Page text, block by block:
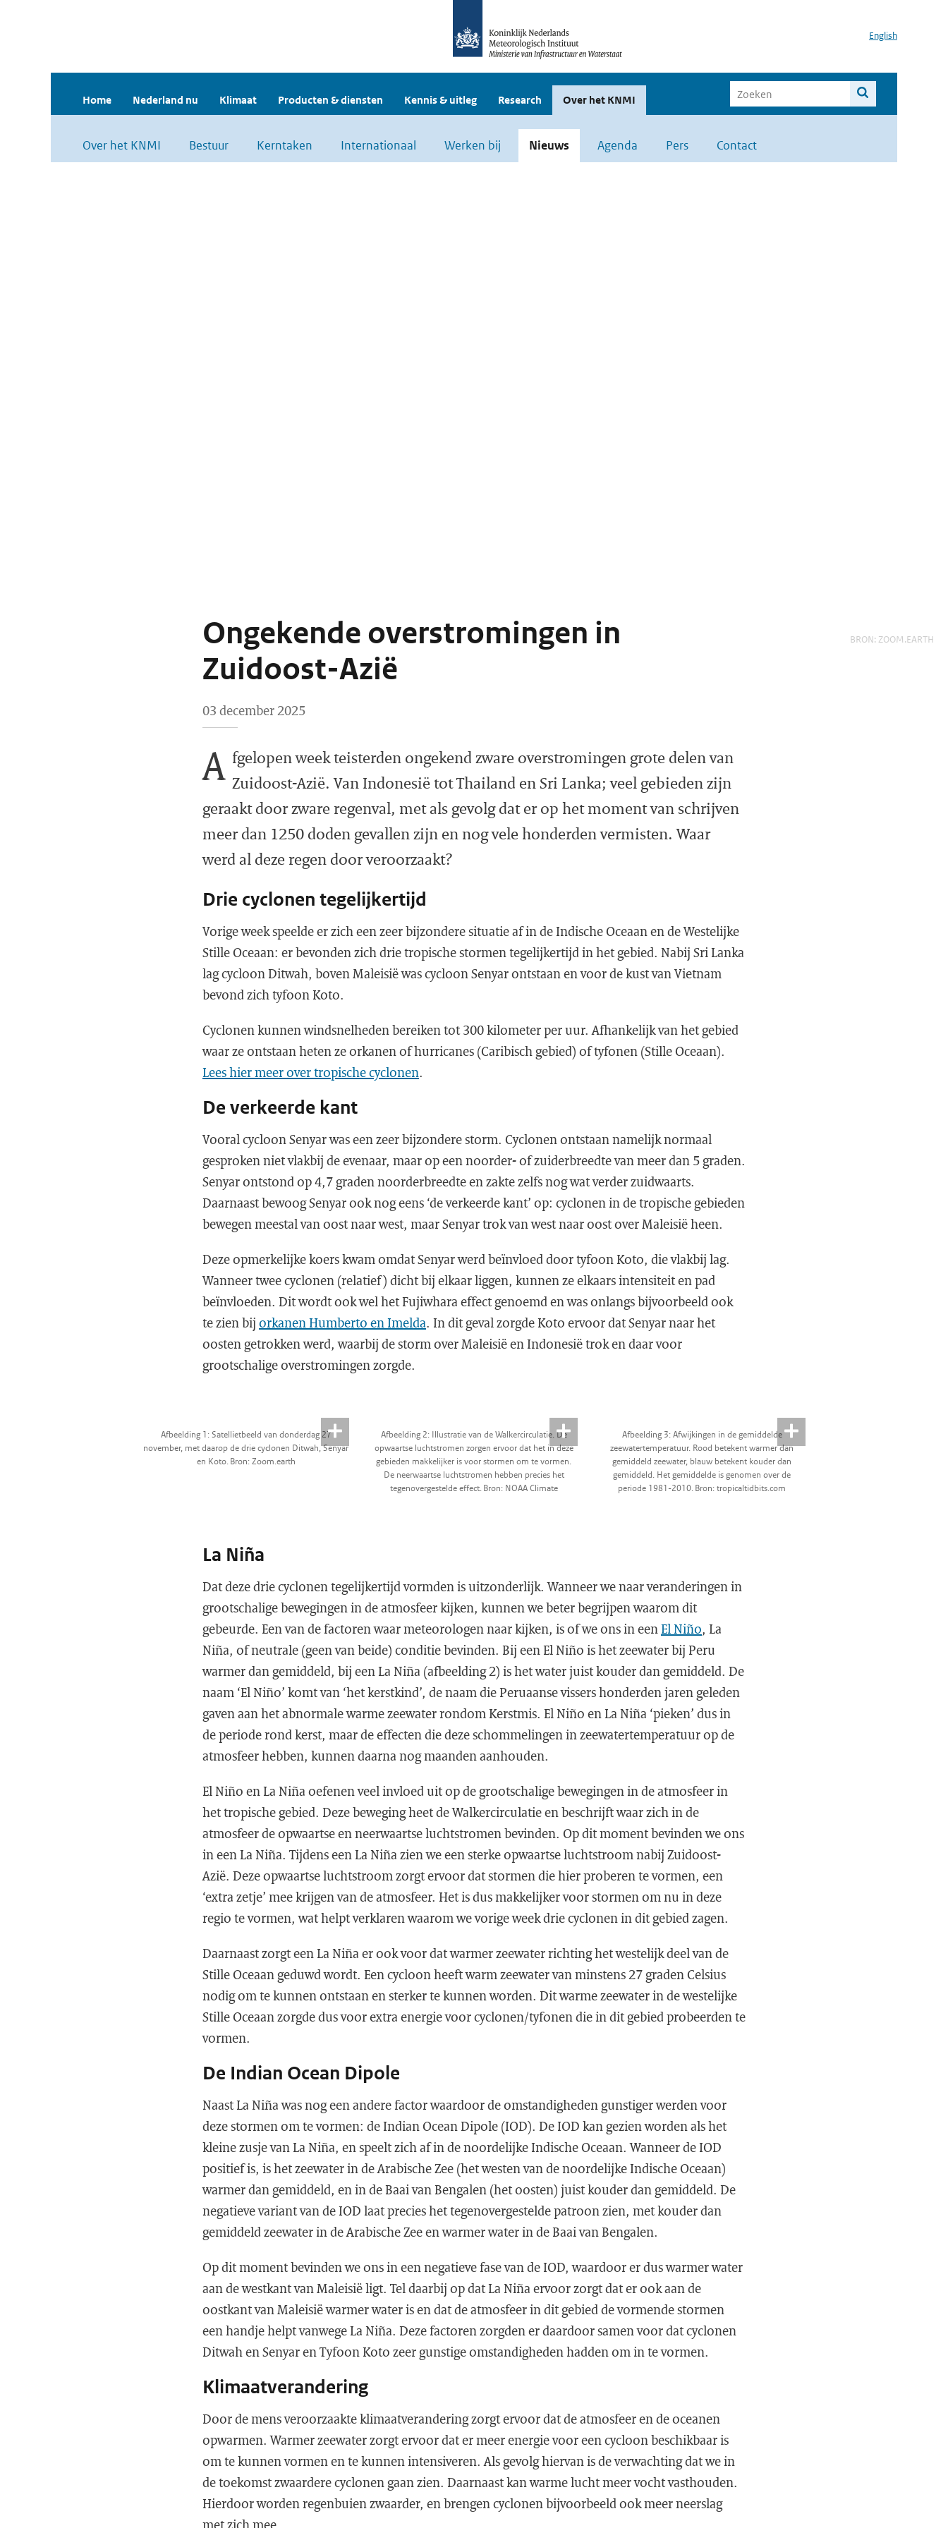
English
Home Nederland nu Klimaat Producten & diensten Kennis & uitleg Research Over het KNMI
Over het KNMI Bestuur Kerntaken Internationaal Werken bij Nieuws Agenda Pers Contact
BRON: ZOOM.EARTH
Ongekende overstromingen in
Zuidoost-Azië
03 december 2025
A fgelopen week teisterden ongekend zware overstromingen grote delen van
Zuidoost-Azië. Van Indonesië tot Thailand en Sri Lanka; veel gebieden zijn
geraakt door zware regenval, met als gevolg dat er op het moment van schrijven
meer dan 1250 doden gevallen zijn en nog vele honderden vermisten. Waar
werd al deze regen door veroorzaakt?
Drie cyclonen tegelijkertijd
Vorige week speelde er zich een zeer bijzondere situatie af in de Indische Oceaan en de Westelijke
Stille Oceaan: er bevonden zich drie tropische stormen tegelijkertijd in het gebied. Nabij Sri Lanka
lag cycloon Ditwah, boven Maleisië was cycloon Senyar ontstaan en voor de kust van Vietnam
bevond zich tyfoon Koto.
Cyclonen kunnen windsnelheden bereiken tot 300 kilometer per uur. Afhankelijk van het gebied
waar ze ontstaan heten ze orkanen of hurricanes (Caribisch gebied) of tyfonen (Stille Oceaan).
Lees hier meer over tropische cyclonen.
De verkeerde kant
Vooral cycloon Senyar was een zeer bijzondere storm. Cyclonen ontstaan namelijk normaal
gesproken niet vlakbij de evenaar, maar op een noorder- of zuiderbreedte van meer dan 5 graden.
Senyar ontstond op 4,7 graden noorderbreedte en zakte zelfs nog wat verder zuidwaarts.
Daarnaast bewoog Senyar ook nog eens ‘de verkeerde kant’ op: cyclonen in de tropische gebieden
bewegen meestal van oost naar west, maar Senyar trok van west naar oost over Maleisië heen.
Deze opmerkelijke koers kwam omdat Senyar werd beïnvloed door tyfoon Koto, die vlakbij lag.
Wanneer twee cyclonen (relatief) dicht bij elkaar liggen, kunnen ze elkaars intensiteit en pad
beïnvloeden. Dit wordt ook wel het Fujiwhara effect genoemd en was onlangs bijvoorbeeld ook
te zien bij orkanen Humberto en Imelda. In dit geval zorgde Koto ervoor dat Senyar naar het
oosten getrokken werd, waarbij de storm over Maleisië en Indonesië trok en daar voor
grootschalige overstromingen zorgde.
Afbeelding 1: Satellietbeeld van donderdag 27
november, met daarop de drie cyclonen Ditwah, Senyar
en Koto. Bron: Zoom.earth
Afbeelding 2: Illustratie van de Walkercirculatie. De
opwaartse luchtstromen zorgen ervoor dat het in deze
gebieden makkelijker is voor stormen om te vormen.
De neerwaartse luchtstromen hebben precies het
tegenovergestelde effect. Bron: NOAA Climate
Afbeelding 3: Afwijkingen in de gemiddelde
zeewatertemperatuur. Rood betekent warmer dan
gemiddeld zeewater, blauw betekent kouder dan
gemiddeld. Het gemiddelde is genomen over de
periode 1981-2010. Bron: tropicaltidbits.com
La Niña
Dat deze drie cyclonen tegelijkertijd vormden is uitzonderlijk. Wanneer we naar veranderingen in
grootschalige bewegingen in de atmosfeer kijken, kunnen we beter begrijpen waarom dit
gebeurde. Een van de factoren waar meteorologen naar kijken, is of we ons in eenEl Niño, La
Niña, of neutrale (geen van beide) conditie bevinden. Bij een El Niño is het zeewater bij Peru
warmer dan gemiddeld, bij een La Niña (afbeelding 2) is het water juist kouder dan gemiddeld. De
naam ‘El Niño’ komt van ‘het kerstkind’, de naam die Peruaanse vissers honderden jaren geleden
gaven aan het abnormale warme zeewater rondom Kerstmis. El Niño en La Niña ‘pieken’ dus in
de periode rond kerst, maar de effecten die deze schommelingen in zeewatertemperatuur op de
atmosfeer hebben, kunnen daarna nog maanden aanhouden.
El Niño en La Niña oefenen veel invloed uit op de grootschalige bewegingen in de atmosfeer in
het tropische gebied. Deze beweging heet de Walkercirculatie en beschrijft waar zich in de
atmosfeer de opwaartse en neerwaartse luchtstromen bevinden. Op dit moment bevinden we ons
in een La Niña. Tijdens een La Niña zien we een sterke opwaartse luchtstroom nabij Zuidoost-
Azië. Deze opwaartse luchtstroom zorgt ervoor dat stormen die hier proberen te vormen, een
‘extra zetje’ mee krijgen van de atmosfeer. Het is dus makkelijker voor stormen om nu in deze
regio te vormen, wat helpt verklaren waarom we vorige week drie cyclonen in dit gebied zagen.
Daarnaast zorgt een La Niña er ook voor dat warmer zeewater richting het westelijk deel van de
Stille Oceaan geduwd wordt. Een cycloon heeft warm zeewater van minstens 27 graden Celsius
nodig om te kunnen ontstaan en sterker te kunnen worden. Dit warme zeewater in de westelijke
Stille Oceaan zorgde dus voor extra energie voor cyclonen/tyfonen die in dit gebied probeerden te
vormen.
De Indian Ocean Dipole
Naast La Niña was nog een andere factor waardoor de omstandigheden gunstiger werden voor
deze stormen om te vormen: de Indian Ocean Dipole (IOD). De IOD kan gezien worden als het
kleine zusje van La Niña, en speelt zich af in de noordelijke Indische Oceaan. Wanneer de IOD
positief is, is het zeewater in de Arabische Zee (het westen van de noordelijke Indische Oceaan)
warmer dan gemiddeld, en in de Baai van Bengalen (het oosten) juist kouder dan gemiddeld. De
negatieve variant van de IOD laat precies het tegenovergestelde patroon zien, met kouder dan
gemiddeld zeewater in de Arabische Zee en warmer water in de Baai van Bengalen.
Op dit moment bevinden we ons in een negatieve fase van de IOD, waardoor er dus warmer water
aan de westkant van Maleisië ligt. Tel daarbij op dat La Niña ervoor zorgt dat er ook aan de
oostkant van Maleisië warmer water is en dat de atmosfeer in dit gebied de vormende stormen
een handje helpt vanwege La Niña. Deze factoren zorgden er daardoor samen voor dat cyclonen
Ditwah en Senyar en Tyfoon Koto zeer gunstige omstandigheden hadden om in te vormen.
Klimaatverandering
Door de mens veroorzaakte klimaatverandering zorgt ervoor dat de atmosfeer en de oceanen
opwarmen. Warmer zeewater zorgt ervoor dat er meer energie voor een cycloon beschikbaar is
om te kunnen vormen en te kunnen intensiveren. Als gevolg hiervan is de verwachting dat we in
de toekomst zwaardere cyclonen gaan zien. Daarnaast kan warme lucht meer vocht vasthouden.
Hierdoor worden regenbuien zwaarder, en brengen cyclonen bijvoorbeeld ook meer neerslag
met zich mee.